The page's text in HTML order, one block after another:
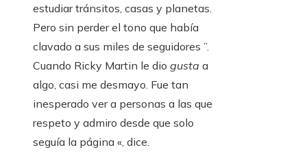
estudiar tránsitos, casas y planetas.
Pero sin perder el tono que había
clavado a sus miles de seguidores ”.
Cuando Ricky Martin le dio gusta a
algo, casi me desmayo. Fue tan
inesperado ver a personas a las que
respeto y admiro desde que solo
seguía la página «, dice.